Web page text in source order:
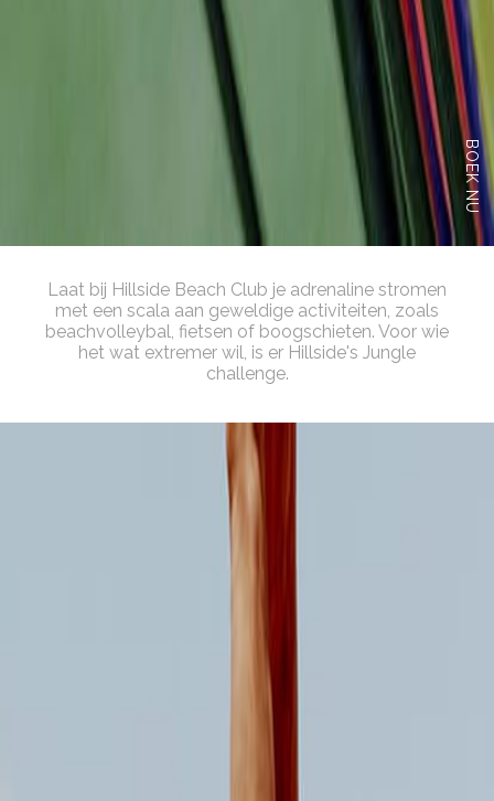
BOEK NU
Laat bij Hillside Beach Club je adrenaline stromen
met een scala aan geweldige activiteiten, zoals
beachvolleybal, fietsen of boogschieten. Voor wie
het wat extremer wil, is er Hillside's Jungle
challenge.